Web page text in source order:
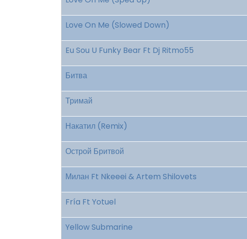
Love On Me (Slowed Down)
Eu Sou U Funky Bear Ft Dj Ritmo55
Битва
Тримай
Накатил (Remix)
Острой Бритвой
Милан Ft Nkeeei & Artem Shilovets
Fría Ft Yotuel
Yellow Submarine